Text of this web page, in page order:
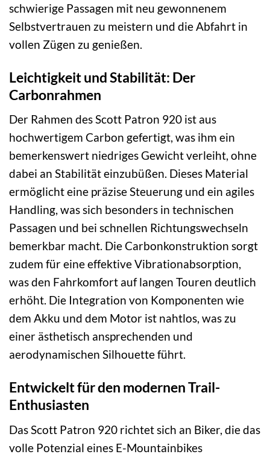
schwierige Passagen mit neu gewonnenem
Selbstvertrauen zu meistern und die Abfahrt in
vollen Zügen zu genießen.
Leichtigkeit und Stabilität: Der
Carbonrahmen
Der Rahmen des Scott Patron 920 ist aus
hochwertigem Carbon gefertigt, was ihm ein
bemerkenswert niedriges Gewicht verleiht, ohne
dabei an Stabilität einzubüßen. Dieses Material
ermöglicht eine präzise Steuerung und ein agiles
Handling, was sich besonders in technischen
Passagen und bei schnellen Richtungswechseln
bemerkbar macht. Die Carbonkonstruktion sorgt
zudem für eine effektive Vibrationabsorption,
was den Fahrkomfort auf langen Touren deutlich
erhöht. Die Integration von Komponenten wie
dem Akku und dem Motor ist nahtlos, was zu
einer ästhetisch ansprechenden und
aerodynamischen Silhouette führt.
Entwickelt für den modernen Trail-
Enthusiasten
Das Scott Patron 920 richtet sich an Biker, die das
volle Potenzial eines E-Mountainbikes